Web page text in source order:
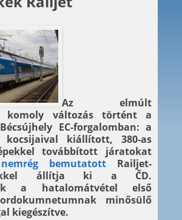
Az elmúlt
komoly változás történt a
EC-forgalomban: a
kocsijaival kiállított, 380-as
továbbított járatokat
nemrég bemutatott Railjet-
állítja ki a ČD.
a hatalomátvétel első
minősülő
kiegészítve.